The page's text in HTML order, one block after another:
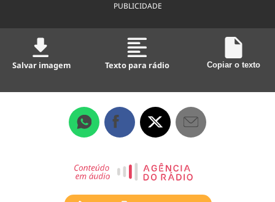
PUBLICIDADE
Salvar imagem Texto para rádio Copiar o texto